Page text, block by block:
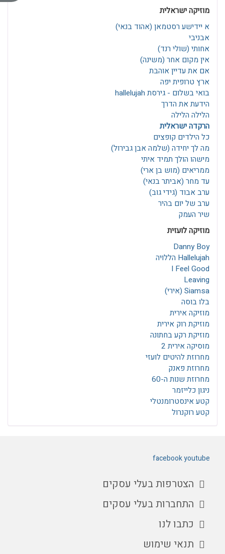
מוזיקה ישראלית
א יידישע רסטמאן‎ (אהוד בנאי)
אבניבי
אחותי (שולי רנד)
אין מקום אחר (משינה)
אם את עדיין אוהבת
ארץ טרופית יפה
בואי בשלום - גירסת hallelujah
הידעת את הדרך
הלילה הלילה
הרקדה ישראלית
כל הילדים קופצים
מה לך יחידה (שלמה אבן גבירול)
מישהו הולך תמיד איתי
ממריאים (מוש בן ארי)
עד מחר (אביתר בנאי)
ערב אבוד (גידי גוב)
ערב של יום בהיר
שיר העמק
מוזיקה לועזית
Danny Boy
Hallelujah הללויה
I Feel Good
Leaving
Siamsa (אירי)
בלו בוסה
מוזיקה אירית
מוזיקת רוק אירית
מוזיקת רקע בחתונה
מוסיקה אירית 2
מחרוזת להיטים לועזי
מחרוזת פאנק
מחרוזת שנות ה-60
ניגון כלייזמר
קטע אינסטרומנטלי
קטע רוקנרול
facebookyoutube
הצטרפות בעלי עסקים
התחברות בעלי עסקים
כתבו לנו
תנאי שימוש